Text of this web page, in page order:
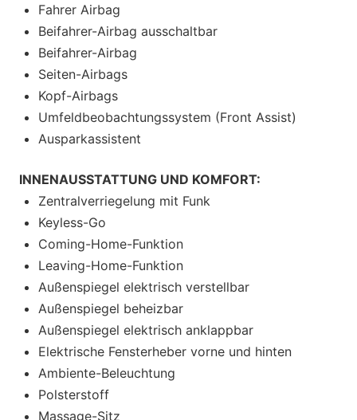
Fahrer Airbag
Beifahrer-Airbag ausschaltbar
Beifahrer-Airbag
Seiten-Airbags
Kopf-Airbags
Umfeldbeobachtungssystem (Front Assist)
Ausparkassistent
INNENAUSSTATTUNG UND KOMFORT:
Zentralverriegelung mit Funk
Keyless-Go
Coming-Home-Funktion
Leaving-Home-Funktion
Außenspiegel elektrisch verstellbar
Außenspiegel beheizbar
Außenspiegel elektrisch anklappbar
Elektrische Fensterheber vorne und hinten
Ambiente-Beleuchtung
Polsterstoff
Massage-Sitz